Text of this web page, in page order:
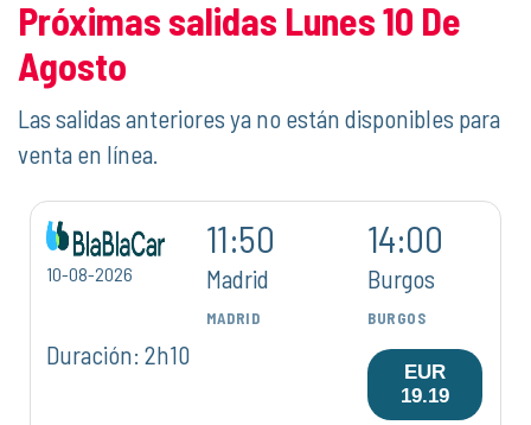
Próximas salidas Lunes 10 De
Agosto
Las salidas anteriores ya no están disponibles para
venta en línea.
10-08-2026
11:50
Madrid
MADRID
14:00
Burgos
BURGOS
Duración: 2h10
EUR
19.19